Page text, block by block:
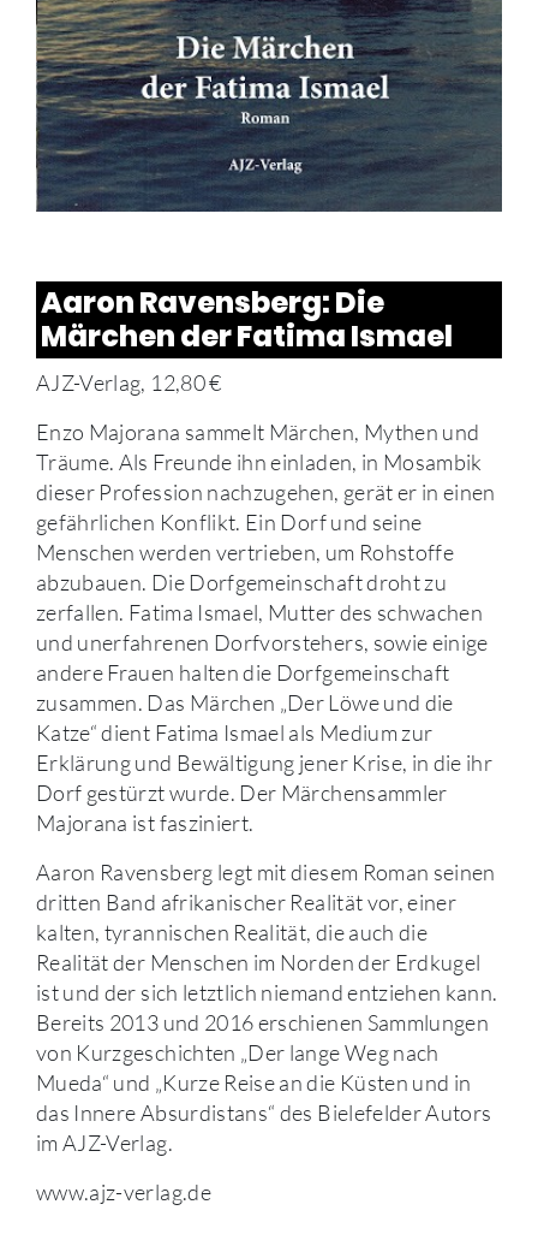
Aaron Ravensberg: Die
Märchen der Fatima Ismael
AJZ-Verlag, 12,80 €
Enzo Majorana sammelt Märchen, Mythen und
Träume. Als Freunde ihn einladen, in Mosambik
dieser Profession nachzugehen, gerät er in einen
gefährlichen Konflikt. Ein Dorf und seine
Menschen werden vertrieben, um Rohstoffe
abzubauen. Die Dorfgemeinschaft droht zu
zerfallen. Fatima Ismael, Mutter des schwachen
und unerfahrenen Dorfvorstehers, sowie einige
andere Frauen halten die Dorfgemeinschaft
zusammen. Das Märchen „Der Löwe und die
Katze“ dient Fatima Ismael als Medium zur
Erklärung und Bewältigung jener Krise, in die ihr
Dorf gestürzt wurde. Der Märchensammler
Majorana ist fasziniert.
Aaron Ravensberg legt mit diesem Roman seinen
dritten Band afrikanischer Realität vor, einer
kalten, tyrannischen Realität, die auch die
Realität der Menschen im Norden der Erdkugel
ist und der sich letztlich niemand entziehen kann.
Bereits 2013 und 2016 erschienen Sammlungen
von Kurzgeschichten „Der lange Weg nach
Mueda“ und „Kurze Reise an die Küsten und in
das Innere Absurdistans“ des Bielefelder Autors
im AJZ-Verlag.
www.ajz-verlag.de